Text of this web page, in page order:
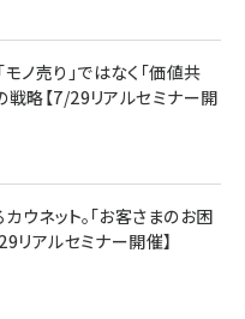
ノ売り」ではなく「価値共
略【7/29リアルセミナー開
ネット。「お客さまのお困
リアルセミナー開催】